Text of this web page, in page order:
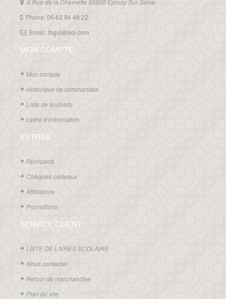
Phone: 06 63 94 48 22
Email: ibgui@aol.com
MON COMPTE
Mon compte
Historique de commandes
Liste de souhaits
Lettre d’information
EXTRAS
Fabricants
Chèques-cadeaux
Affiliations
Promotions
SERVICE CLIENT
LISTE DE LIVRES SCOLAIRE
Nous contacter
Retour de marchandise
Plan du site